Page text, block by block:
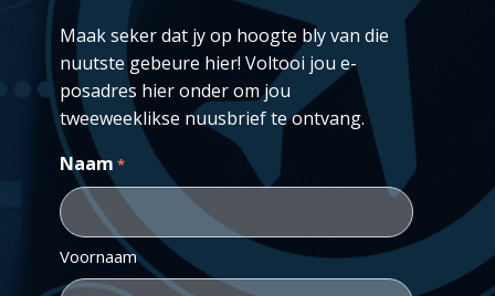
Maak seker dat jy op hoogte bly van die
nuutste gebeure hier! Voltooi jou e-
posadres hier onder om jou
tweeweeklikse nuusbrief te ontvang.
Naam *
Voornaam